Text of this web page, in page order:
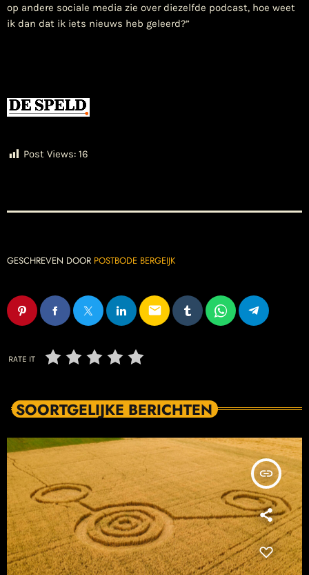
op andere sociale media zie over diezelfde podcast, hoe weet
ik dan dat ik iets nieuws heb geleerd?”
Post Views: 16
GESCHREVEN DOOR POSTBODE BERGEIJK
email
RATE IT
SOORTGELIJKE BERICHTEN
insert_link